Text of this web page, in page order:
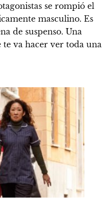
se rompió el
masculino. Es
de suspenso. Una
va hacer ver toda una